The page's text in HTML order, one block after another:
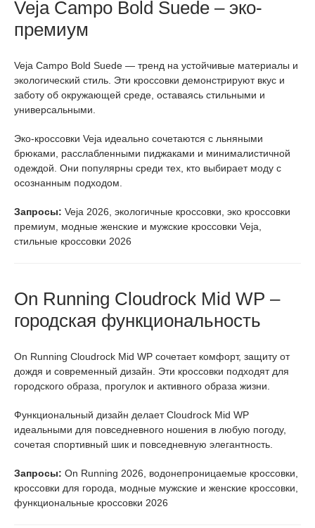
Veja Campo Bold Suede – эко-
премиум
Veja Campo Bold Suede — тренд на устойчивые материалы и
экологический стиль. Эти кроссовки демонстрируют вкус и
заботу об окружающей среде, оставаясь стильными и
универсальными.
Эко-кроссовки Veja идеально сочетаются с льняными
брюками, расслабленными пиджаками и минималистичной
одеждой. Они популярны среди тех, кто выбирает моду с
осознанным подходом.
Запросы: Veja 2026, экологичные кроссовки, эко кроссовки
премиум, модные женские и мужские кроссовки Veja,
стильные кроссовки 2026
On Running Cloudrock Mid WP –
городская функциональность
On Running Cloudrock Mid WP сочетает комфорт, защиту от
дождя и современный дизайн. Эти кроссовки подходят для
городского образа, прогулок и активного образа жизни.
Функциональный дизайн делает Cloudrock Mid WP
идеальными для повседневного ношения в любую погоду,
сочетая спортивный шик и повседневную элегантность.
Запросы: On Running 2026, водонепроницаемые кроссовки,
кроссовки для города, модные мужские и женские кроссовки,
функциональные кроссовки 2026